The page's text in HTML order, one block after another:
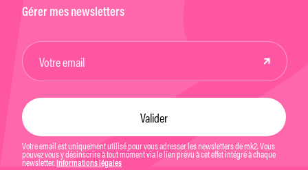
Gérer mes newsletters
Votre email est uniquement utilisé pour vous adresser les newsletters de mk2. Vous
pouvez vous y désinscrire à tout moment via le lien prévu à cet effet intégré à chaque
newsletter. Informations légales